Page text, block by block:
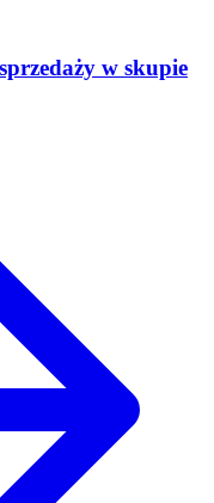
w skupie